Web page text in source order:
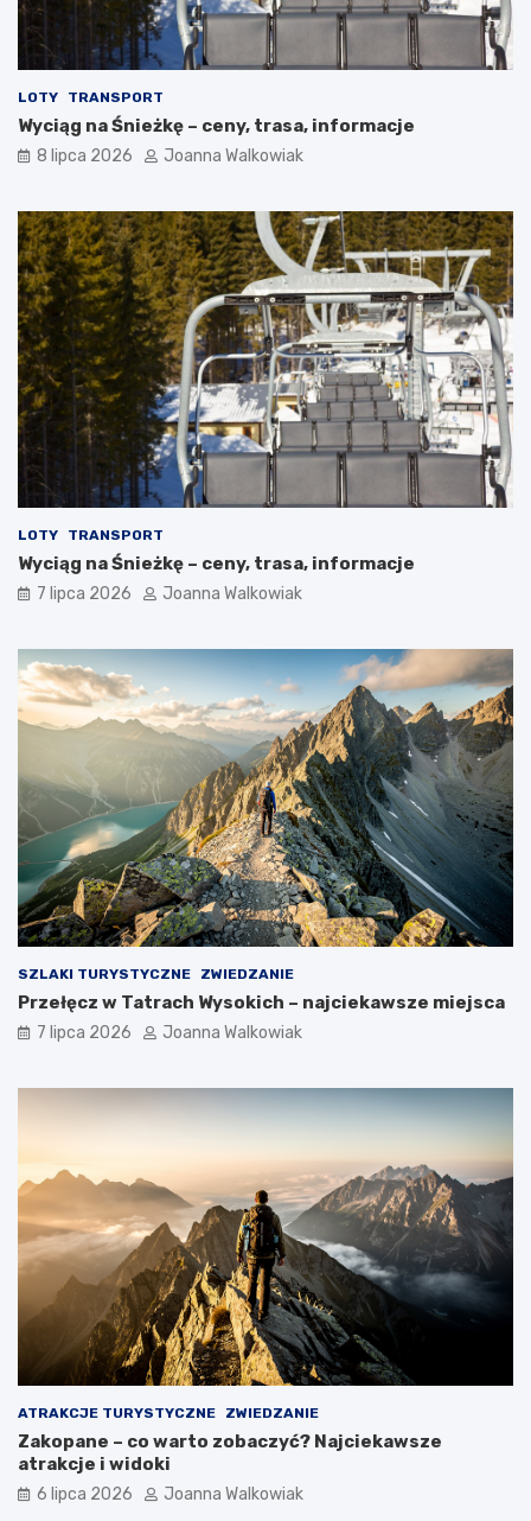
LOTY TRANSPORT
Wyciąg na Śnieżkę – ceny, trasa, informacje
8 lipca 2026 Joanna Walkowiak
LOTY TRANSPORT
Wyciąg na Śnieżkę – ceny, trasa, informacje
7 lipca 2026 Joanna Walkowiak
SZLAKI TURYSTYCZNE ZWIEDZANIE
Przełęcz w Tatrach Wysokich – najciekawsze miejsca
7 lipca 2026 Joanna Walkowiak
ATRAKCJE TURYSTYCZNE ZWIEDZANIE
Zakopane – co warto zobaczyć? Najciekawsze
atrakcje i widoki
6 lipca 2026 Joanna Walkowiak